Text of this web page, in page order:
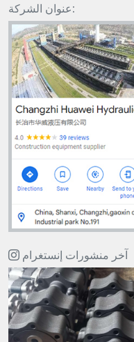
عنوان الشركة:
آخر منشورات إنستغرام